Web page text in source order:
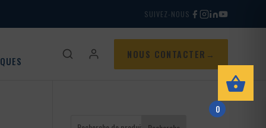
SUIVEZ-NOUS
NOUS CONTACTER
0